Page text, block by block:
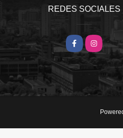
REDES SOCIALES
Facebook
Instagram